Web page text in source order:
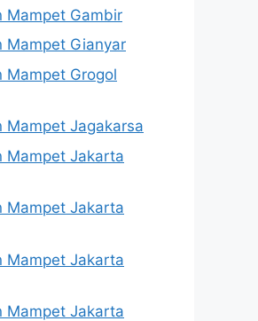
Mampet Gambir
Mampet Gianyar
Mampet Grogol
Mampet Jagakarsa
Mampet Jakarta
Mampet Jakarta
Mampet Jakarta
Mampet Jakarta